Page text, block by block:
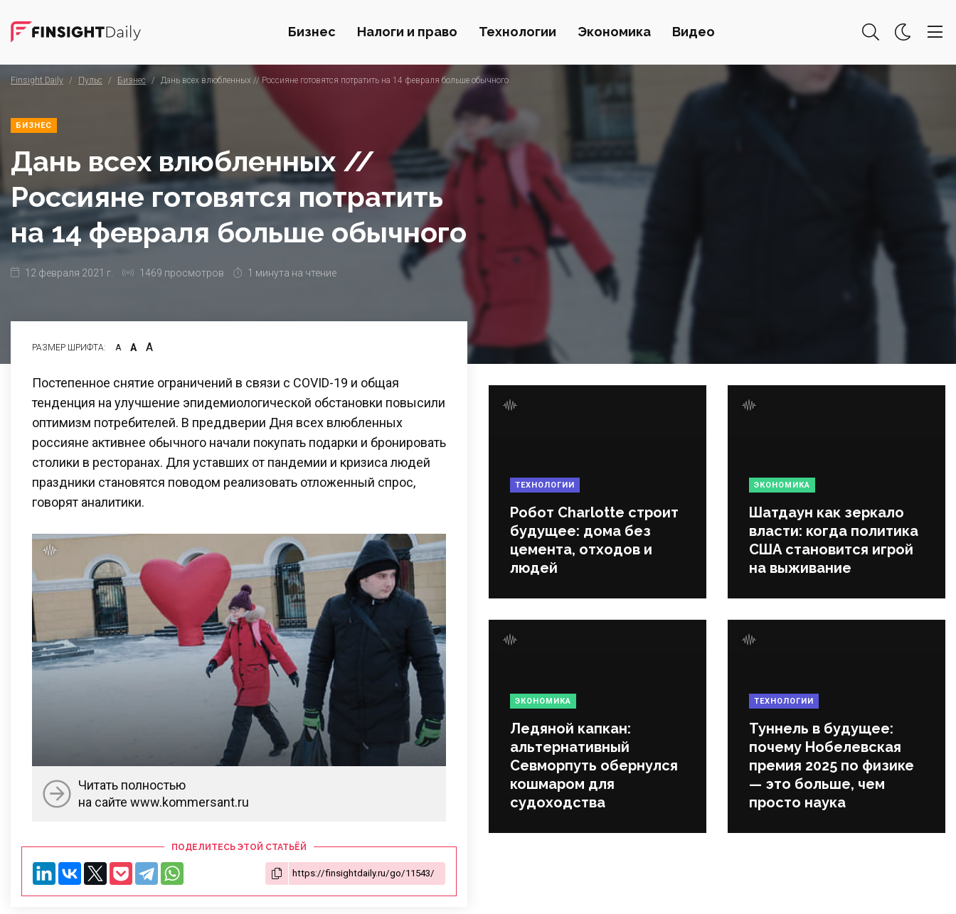
Бизнес Налоги и право Технологии Экономика Видео
Finsight Daily / Пульс / Бизнес / Дань всех влюбленных // Россияне готовятся потратить на 14 февраля больше обычного
БИЗНЕС
Дань всех влюбленных //
Россияне готовятся потратить
на 14 февраля больше обычного
12 февраля 2021 г. 1469 просмотров 1 минута на чтение
РАЗМЕР ШРИФТА: А А А
Постепенное снятие ограничений в связи с COVID-19 и общая
тенденция на улучшение эпидемиологической обстановки повысили
оптимизм потребителей. В преддверии Дня всех влюбленных
россияне активнее обычного начали покупать подарки и бронировать
столики в ресторанах. Для уставших от пандемии и кризиса людей
праздники становятся поводом реализовать отложенный спрос,
говорят аналитики.
Читать полностью
на сайте www.kommersant.ru
ПОДЕЛИТЕСЬ ЭТОЙ СТАТЬЁЙ
ТЕХНОЛОГИИ
Робот Charlotte строит
будущее: дома без
цемента, отходов и
людей
ЭКОНОМИКА
Шатдаун как зеркало
власти: когда политика
США становится игрой
на выживание
ЭКОНОМИКА
Ледяной капкан:
альтернативный
Севморпуть обернулся
кошмаром для
судоходства
ТЕХНОЛОГИИ
Туннель в будущее:
почему Нобелевская
премия 2025 по физике
— это больше, чем
просто наука